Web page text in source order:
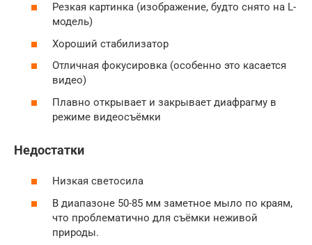
Резкая картинка (изображение, будто снято на L-
модель)
Хороший стабилизатор
Отличная фокусировка (особенно это касается
видео)
Плавно открывает и закрывает диафрагму в
режиме видеосъёмки
Недостатки
Низкая светосила
В диапазоне 50-85 мм заметное мыло по краям,
что проблематично для съёмки неживой
природы.